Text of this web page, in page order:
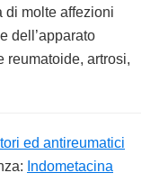
di molte affezioni
dell’apparato
reumatoide, artrosi,
ed antireumatici
Indometacina